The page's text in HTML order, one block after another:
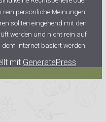
persönliche Meinungen.
sollten eingehend mit den
werden und nicht rein auf
Internet basiert werden.
mit GeneratePress